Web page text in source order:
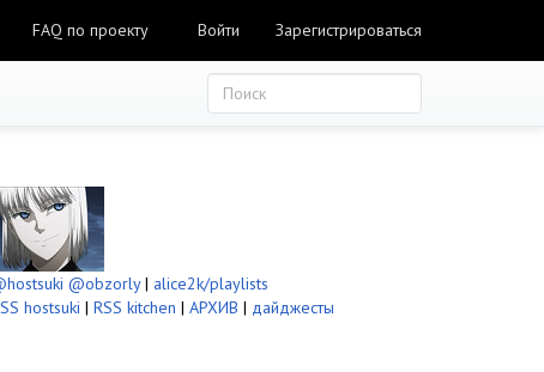
FAQ по проекту Войти Зарегистрироваться
@obzorly| alice2k/playlists
hostsuki | RSS kitchen | АРХИВ | дайджесты